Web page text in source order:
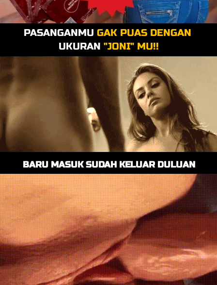
PASANGANMU GAK PUAS DENGAN
UKURAN "JONI" MU!!
BARU MASUK SUDAH KELUAR DULUAN